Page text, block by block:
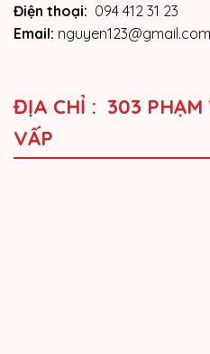
Điện thoại: 094 412 31 23
Email: nguyen123@gmail.com
ĐỊA CHỈ : 303 PHẠM
VẤP